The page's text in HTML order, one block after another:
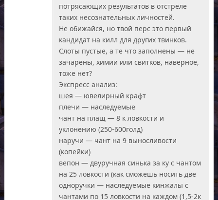
потрясающих результатов в отстреле
таких несознательных личностей.
Не обижайся, но твой перс это первый
кандидат на килл для других твинков.
Слоты пустые, а те что заполнены — не
зачарены, химии или свитков, наверное,
тоже нет?
Экспресс анализ:
шея — ювелирный крафт
плечи — наследуемые
чант на плащ — 8 к ловкости и
уклонению (250-600голд)
наручи — чант на 9 выносливости
(копейки)
вепон — двуручная синька за ку с чантом
на 25 ловкости (как сможешь носить две
одноручки — наследуемые кинжалы с
чантами по 15 ловкости на каждом (1,5-2к